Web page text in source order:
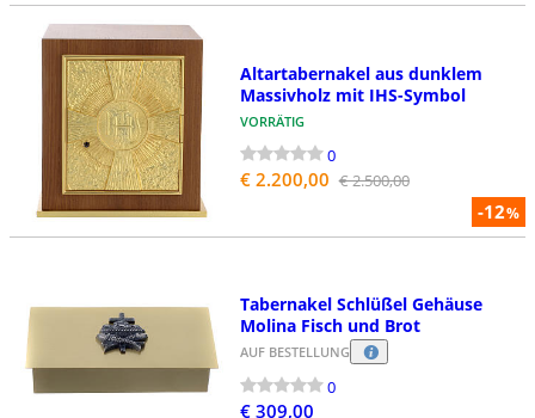
-12%
Altartabernakel aus dunklem
Massivholz mit IHS-Symbol
VORRÄTIG
0
€ 2.200,00 € 2.500,00
Tabernakel Schlüßel Gehäuse
Molina Fisch und Brot
AUF BESTELLUNG
0
€ 309,00